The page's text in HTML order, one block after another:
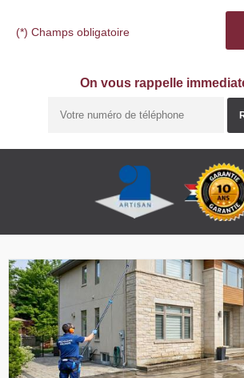
(*) Champs obligatoire
On vous rappelle